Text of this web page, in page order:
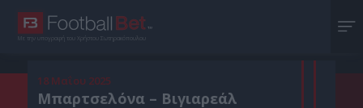
Με την υπογραφή του Χρήστου Σωτηρακόπουλου
18 Μαΐου 2025
Μπαρτσελόνα – Βιγιαρεάλ